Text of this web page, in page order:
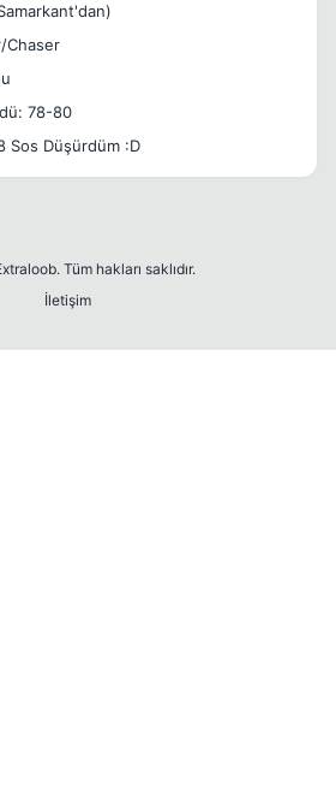
Chaser
78-80
Sos Düşürdüm :D
Tüm hakları saklıdır.
İletişim